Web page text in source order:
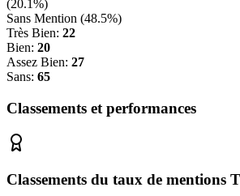
(20.1%)
Sans Mention (48.5%)
Très Bien: 22
Bien: 20
Assez Bien: 27
Sans: 65
Classements et performances
Classements du taux de mentions